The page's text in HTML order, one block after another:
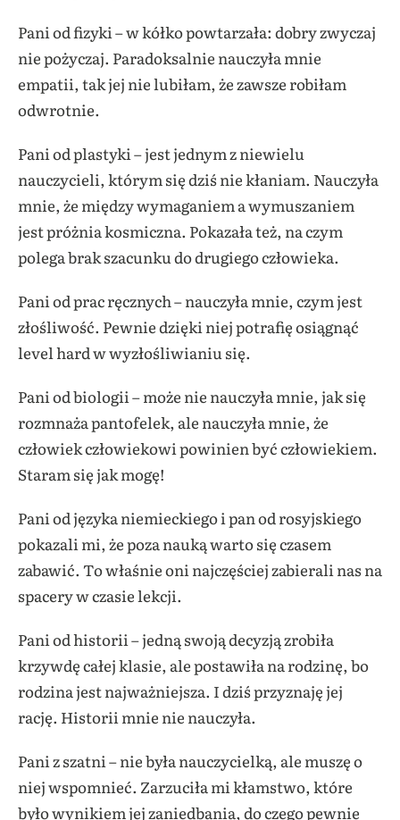
Pani od fizyki – w kółko powtarzała: dobry zwyczaj
nie pożyczaj. Paradoksalnie nauczyła mnie
empatii, tak jej nie lubiłam, że zawsze robiłam
odwrotnie.
Pani od plastyki – jest jednym z niewielu
nauczycieli, którym się dziś nie kłaniam. Nauczyła
mnie, że między wymaganiem a wymuszaniem
jest próżnia kosmiczna. Pokazała też, na czym
polega brak szacunku do drugiego człowieka.
Pani od prac ręcznych – nauczyła mnie, czym jest
złośliwość. Pewnie dzięki niej potrafię osiągnąć
level hard w wyzłośliwianiu się.
Pani od biologii – może nie nauczyła mnie, jak się
rozmnaża pantofelek, ale nauczyła mnie, że
człowiek człowiekowi powinien być człowiekiem.
Staram się jak mogę!
Pani od języka niemieckiego i pan od rosyjskiego
pokazali mi, że poza nauką warto się czasem
zabawić. To właśnie oni najczęściej zabierali nas na
spacery w czasie lekcji.
Pani od historii – jedną swoją decyzją zrobiła
krzywdę całej klasie, ale postawiła na rodzinę, bo
rodzina jest najważniejsza. I dziś przyznaję jej
rację. Historii mnie nie nauczyła.
Pani z szatni – nie była nauczycielką, ale muszę o
niej wspomnieć. Zarzuciła mi kłamstwo, które
było wynikiem jej zaniedbania, do czego pewnie